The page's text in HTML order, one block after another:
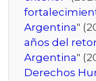
Argentina"
años del
Argentina"
Derechos